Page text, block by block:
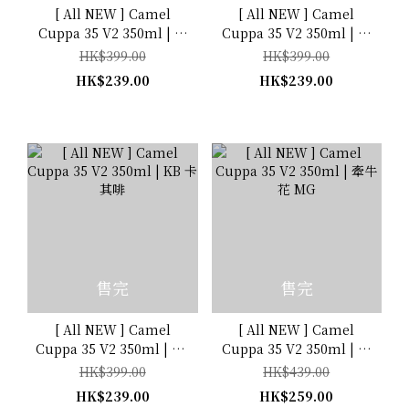
[ All NEW ] Camel
Cuppa 35 V2 350ml | 咖
啡色 | Cappuccino CP
HK$399.00
HK$239.00
[ All NEW ] Camel
Cuppa 35 V2 350ml | 牛
油果綠 | Avocado AV
HK$399.00
HK$239.00
售完
[ All NEW ] Camel
Cuppa 35 V2 350ml | KB
卡其啡
HK$399.00
HK$239.00
售完
[ All NEW ] Camel
Cuppa 35 V2 350ml | 牽
牛花 MG
HK$439.00
HK$259.00